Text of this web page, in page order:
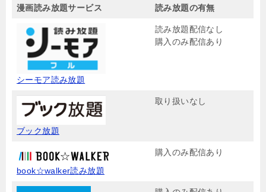
漫画読み放題サービス 読み放題の有無
シーモア読み放題
読み放題配信なし
購入のみ配信あり
ブック放題
取り扱いなし
book☆walker読み放題
購入のみ配信あり